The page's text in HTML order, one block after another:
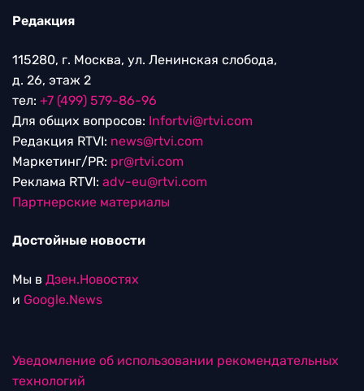
Редакция
115280, г. Москва, ул. Ленинская слобода,
д. 26, этаж 2
тел: +7 (499) 579-86-96
Для общих вопросов: Infortvi@rtvi.com
Редакция RTVI: news@rtvi.com
Маркетинг/PR: pr@rtvi.com
Реклама RTVI: adv-eu@rtvi.com
Партнерские материалы
Достойные новости
Мы в Дзен.Новостях
и Google.News
Уведомление об использовании рекомендательных
технологий